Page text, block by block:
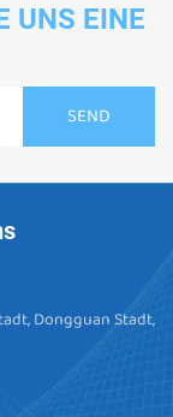
UNS EINE
Dongguan Stadt,